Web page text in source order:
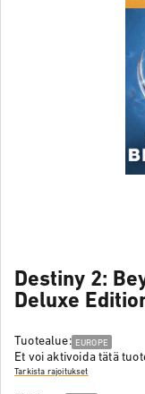
Destiny 2:
Deluxe
Tuotealue: EUROPE
Et voi aktivoida tätä
Tarkista rajoitukset